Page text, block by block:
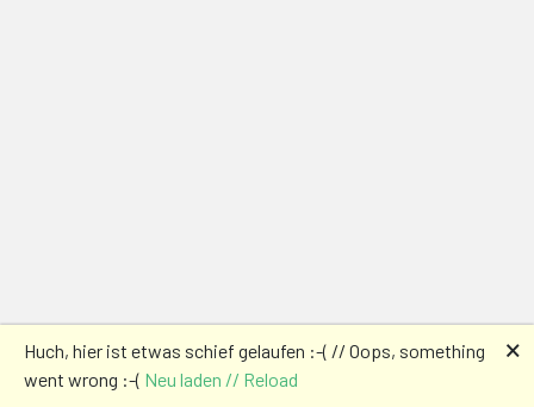
Huch, hier ist etwas schief gelaufen :-( // Oops, something
went wrong :-( Neu laden // Reload
🗙